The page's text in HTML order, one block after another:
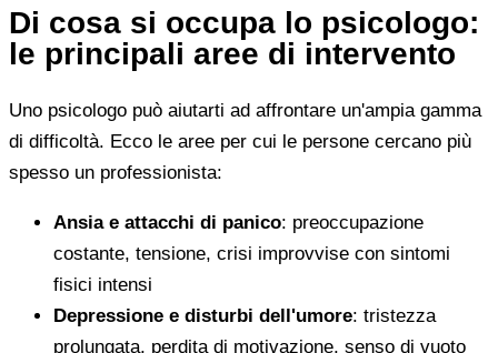
Di cosa si occupa lo psicologo:
le principali aree di intervento
Uno psicologo può aiutarti ad affrontare un'ampia gamma
di difficoltà. Ecco le aree per cui le persone cercano più
spesso un professionista:
Ansia e attacchi di panico: preoccupazione
costante, tensione, crisi improvvise con sintomi
fisici intensi
Depressione e disturbi dell'umore: tristezza
prolungata, perdita di motivazione, senso di vuoto